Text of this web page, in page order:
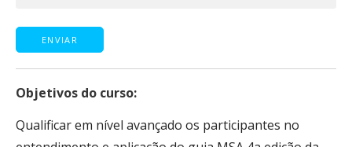
Objetivos do curso:
Qualificar em nível avançado os participantes no